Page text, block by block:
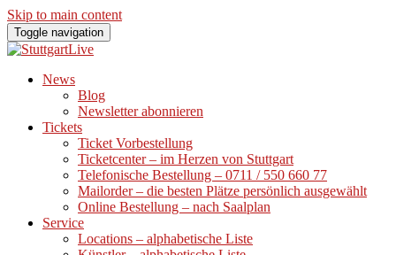
Skip to main content
Toggle navigation
News
Blog
Newsletter abonnieren
Tickets
Ticket Vorbestellung
Ticketcenter – im Herzen von Stuttgart
Telefonische Bestellung – 0711 / 550 660 77
Mailorder – die besten Plätze persönlich ausgewählt
Online Bestellung – nach Saalplan
Service
Locations – alphabetische Liste